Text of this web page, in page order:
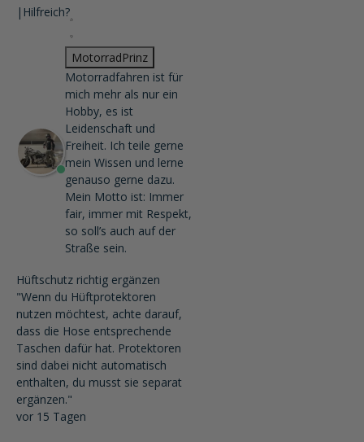
| Hilfreich?
MotorradPrinz
Motorradfahren ist für
mich mehr als nur ein
Hobby, es ist
Leidenschaft und
Freiheit. Ich teile gerne
mein Wissen und lerne
genauso gerne dazu.
Mein Motto ist: Immer
fair, immer mit Respekt,
so soll’s auch auf der
Straße sein.
Hüftschutz richtig ergänzen
"Wenn du Hüftprotektoren
nutzen möchtest, achte darauf,
dass die Hose entsprechende
Taschen dafür hat. Protektoren
sind dabei nicht automatisch
enthalten, du musst sie separat
ergänzen."
vor 15 Tagen